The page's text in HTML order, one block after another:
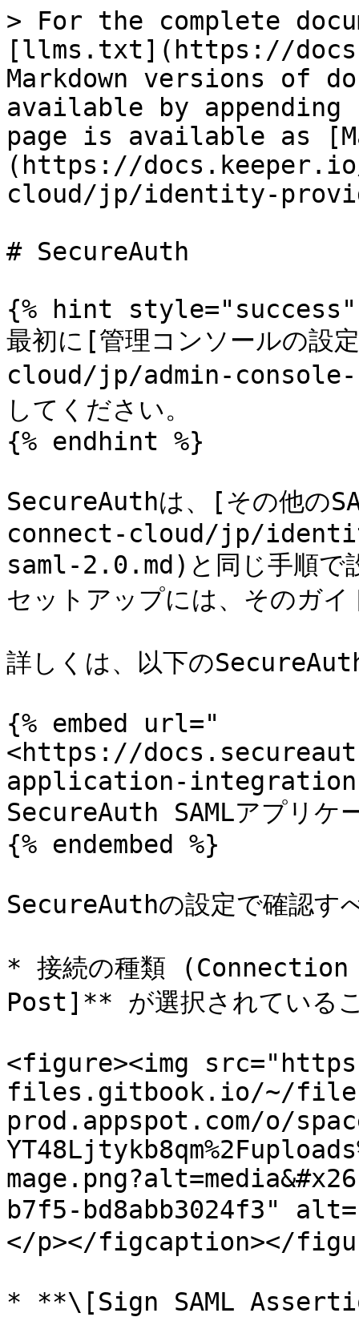
> For the complete
[llms.txt](https://
Markdown versions of
available by
page is available as
(https://
cloud/jp/identity-
# SecureAuth
{% hint style="success"
最初に[管理コンソールの
cloud/jp/admin-console-
してください。
{% endhint %}
SecureAuthは、[その他の
connect-cloud/jp/
saml-2.0.md)と同じ手順で
セットアップには、そのガ
詳しくは、以下の
{% embed url="
<https://
application-
SecureAuth SAMLアプリケ
{% endembed %}
SecureAuthの設定で確認す
* 接続の種類
Post]** が選択されている
<figure><img
files.gitbook.io/~/
prod.appspot.com/o/
b7f5-bd8abb3024f3"
</p></figcaption></
* **\[Sign SAML